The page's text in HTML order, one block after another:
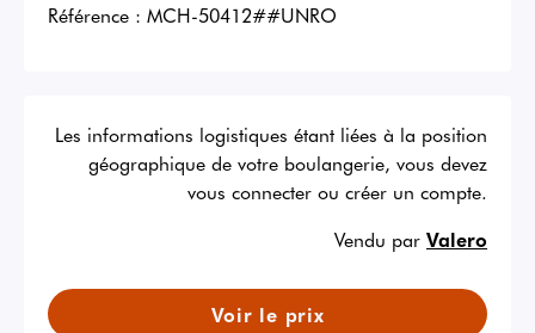
Référence : MCH-50412##UNRO
Les informations logistiques étant liées à la position
géographique de votre boulangerie, vous devez
vous connecter ou créer un compte.
Vendu par Valero
Voir le prix